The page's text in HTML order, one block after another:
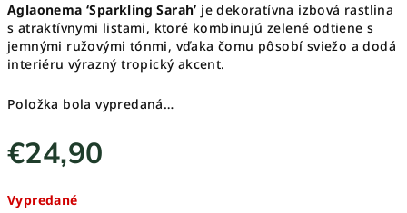
Aglaonema ‘Sparkling Sarah’ je dekoratívna izbová rastlina
s atraktívnymi listami, ktoré kombinujú zelené odtiene s
jemnými ružovými tónmi, vďaka čomu pôsobí sviežo a dodá
interiéru výrazný tropický akcent.
Položka bola vypredaná…
€24,90
cena:
Vypredané